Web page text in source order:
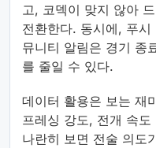
고, 코덱이 맞지 않아
전환한다. 동시에, 푸
뮤니티 알림은 경기 종
를 줄일 수 있다.
데이터 활용은 보는 재
프레싱 강도, 전개 속
나란히 보면 전술 의도